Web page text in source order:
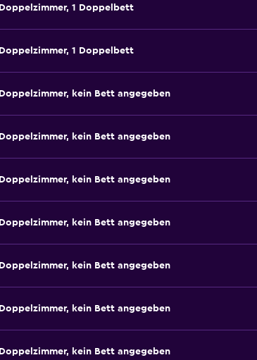
Doppelzimmer, 1 Doppelbett
Doppelzimmer, 1 Doppelbett
Doppelzimmer, kein Bett angegeben
Doppelzimmer, kein Bett angegeben
Doppelzimmer, kein Bett angegeben
Doppelzimmer, kein Bett angegeben
Doppelzimmer, kein Bett angegeben
Doppelzimmer, kein Bett angegeben
Doppelzimmer, kein Bett angegeben